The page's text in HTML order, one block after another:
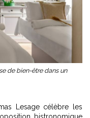
de bien-être dans un
Lesage célèbre les